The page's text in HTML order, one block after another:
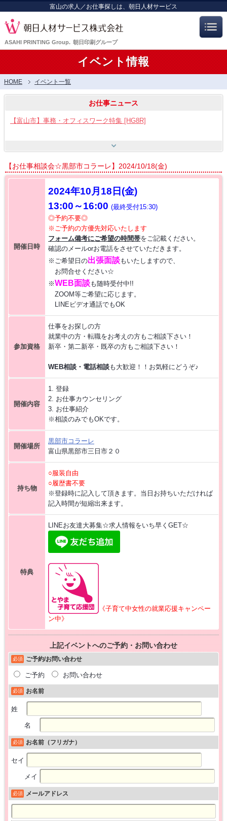
富山の求人／お仕事探しは、朝日人材サービス
ASAHI PRINTING Group. 朝日印刷グループ
イベント情報
HOME イベント一覧
お仕事ニュース
【富山市】事務・オフィスワーク特集 [HG8R]
【富山市】工場・製造ワーク [HG8]
【呉羽射水エリア特集】スタッフ12名大募集!! [HB7]
【お仕事相談会☆流通会館】2026/8/21(金) PM開催
【お仕事相談会☆大久保ふれあいｾﾝﾀｰ】2026/8/26(水)
【お仕事相談会☆黒部市コラーレ】2026/8/21(金)PM
【お仕事相談会☆黒部市コラーレ】2026/8/7(金)PM
派遣から正社員をめざす 〜自分に合った職場を見つける新しい転職の
【お仕事相談会☆流通会館】2026/9/24(木) PM開催
【お仕事相談会☆黒部市コラーレ】2024/10/18(金)
開催日時
2024年10月18 日(金)
13:00～16:00 (最終受付15:30)
◎予約不要◎
※ご予約の方優先対応いたします
フォーム備考にご希望の時間帯をご記載ください。
確認のメールorお電話をさせていただきます。
※ご希望日の出張面談もいたしますので、
お問合せください☆
※WEB面談も随時受付中!!
ZOOM等ご希望に応じます。
LINEビデオ通話でもOK
参加資格
仕事をお探しの方
就業中の方・転職をお考えの方もご相談下さい！
新卒・第二新卒・既卒の方もご相談下さい！
WEB相談・電話相談も大歓迎！！お気軽にどうぞ♪
開催内容
1. 登録
2. お仕事カウンセリング
3. お仕事紹介
※相談のみでもOKです。
開催場所
黒部市コラーレ
富山県黒部市三日市２０
持ち物
○服装自由
○履歴書不要
※登録時に記入して頂きます。当日お持ちいただければ
記入時間が短縮出来ます。
特典
LINEお友達大募集☆求人情報をいち早くGET☆
《子育て中女性の就業応援キャンペー
ン中》
上記イベントへのご予約・お問い合わせ
必須 ご予約/お問い合わせ
ご予約 お問い合わせ
必須 お名前
姓
名
必須 お名前（フリガナ）
セイ
メイ
必須 メールアドレス